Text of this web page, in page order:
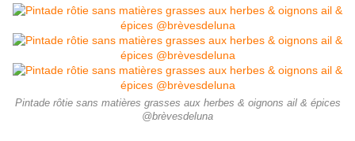
Pintade rôtie sans matières grasses aux herbes & oignons ail & épices
@brèvesdeluna